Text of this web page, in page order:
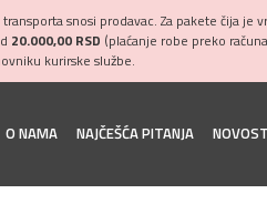
snosi prodavac. Za pakete čija je
20.000,00 RSD (plaćanje robe preko
kurirske službe.
O NAMA NAJČEŠĆA PITANJA